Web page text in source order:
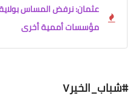
عثمان: نرفض المساس
مؤسسات أممية أخرى
#شباب_الخير٧